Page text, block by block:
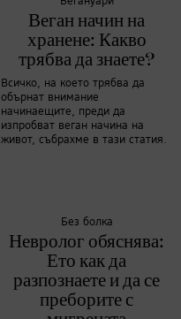
Веган начин на
хранене: Какво
трябва да знаете?
Всичко, на което трябва да
обърнат внимание
начинаещите, преди да
изпробват веган начина на
живот, събрахме в тази статия.
Без болка
Невролог обяснява:
Ето как да
разпознаете и да се
преборите с